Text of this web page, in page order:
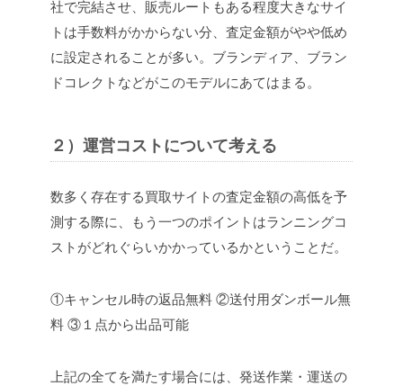
社で完結させ、販売ルートもある程度大きなサイ
トは手数料がかからない分、査定金額がやや低め
に設定されることが多い。ブランディア、ブラン
ドコレクトなどがこのモデルにあてはまる。
２）運営コストについて考える
数多く存在する買取サイトの査定金額の高低を予
測する際に、もう一つのポイントはランニングコ
ストがどれぐらいかかっているかということだ。
①キャンセル時の返品無料 ②送付用ダンボール無
料 ③１点から出品可能
上記の全てを満たす場合には、発送作業・運送の